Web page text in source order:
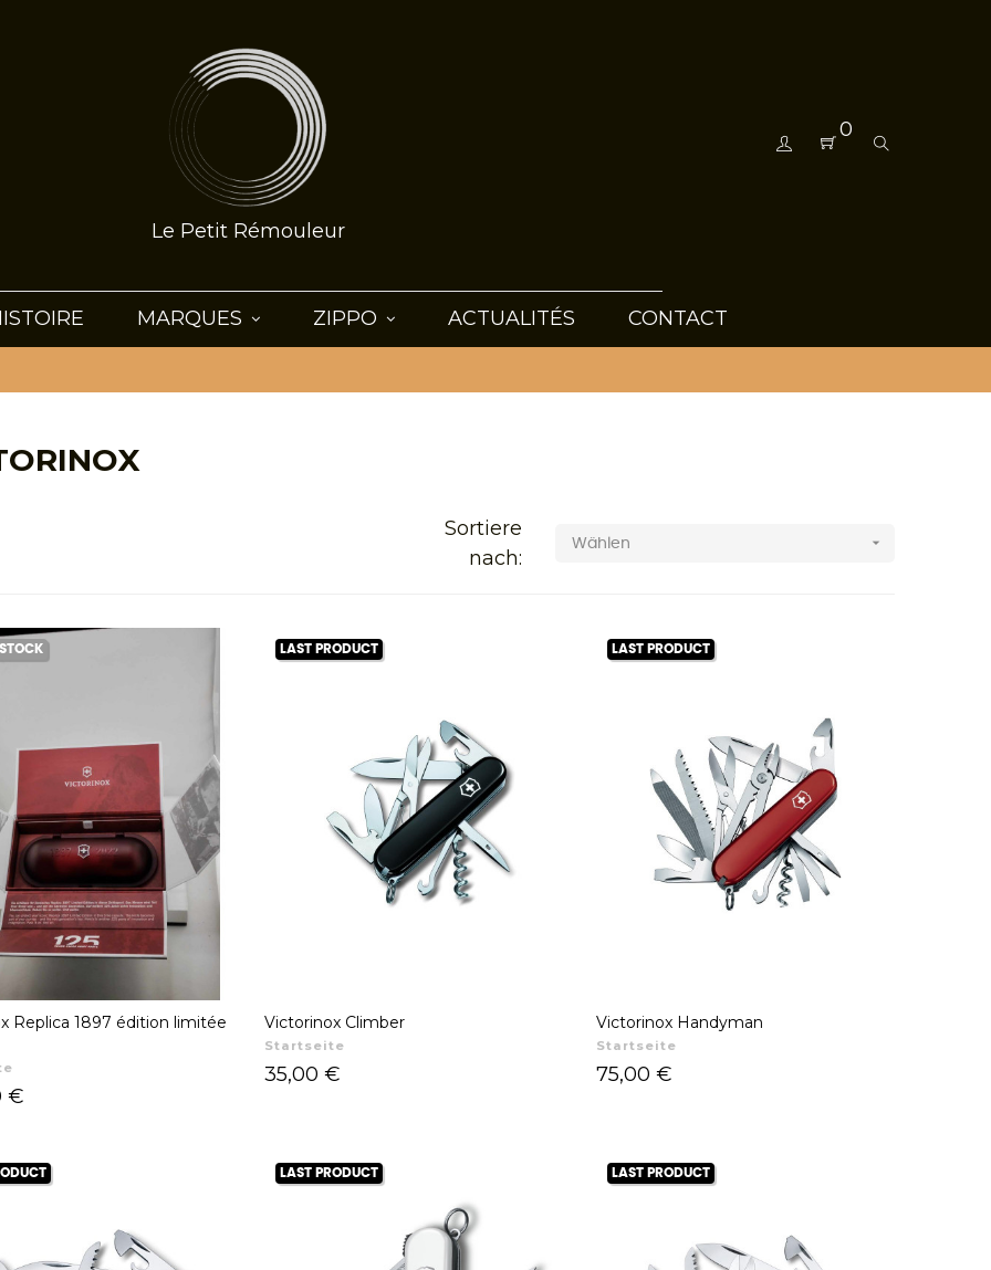
Le Petit Rémouleur
0
MARQUES ZIPPO ACTUALITÉS CONTACT
Sortiere
nach:
Wählen 
Replica 1897 édition limitée
€
LAST PRODUCT
Victorinox Climber
Startseite
Preis
35,00 €
LAST PRODUCT
Victorinox Handyman
Startseite
Preis
75,00 €
LAST PRODUCT LAST PRODUCT